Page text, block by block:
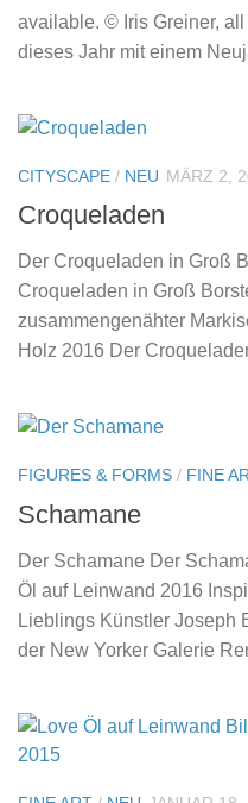
available. © Iris Greiner,
dieses Jahr mit einem
CITYSCAPE / NEU MÄRZ 2,
Croqueladen
Der Croqueladen in Groß
Croqueladen in Groß
zusammengenähter
Holz 2016 Der
FIGURES & FORMS / FINE
Schamane
Der Schamane Der
Öl auf Leinwand 2016
Lieblings Künstler Joseph
der New Yorker Galerie